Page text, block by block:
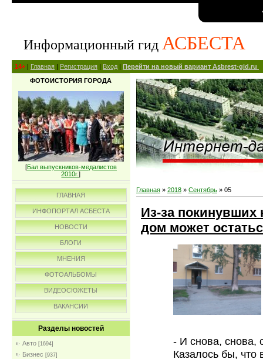
Информационный гид АСБЕСТА
14+ | Главная | Регистрация | Вход | Перейти на новый вариант Asbrest-gid.ru
ФОТОИСТОРИЯ ГОРОДА
[Бал выпускников-медалистов
2010г.]
ГЛАВНАЯ
ИНФОПОРТАЛ АСБЕСТА
НОВОСТИ
БЛОГИ
МНЕНИЯ
ФОТОАЛЬБОМЫ
ВИДЕОСЮЖЕТЫ
ВАКАНСИИ
Разделы новостей
Авто [1694]
Бизнес [937]
Главная » 2018 » Сентябрь » 05
Из-за
дом может
- И снова, снова,
Казалось бы, что